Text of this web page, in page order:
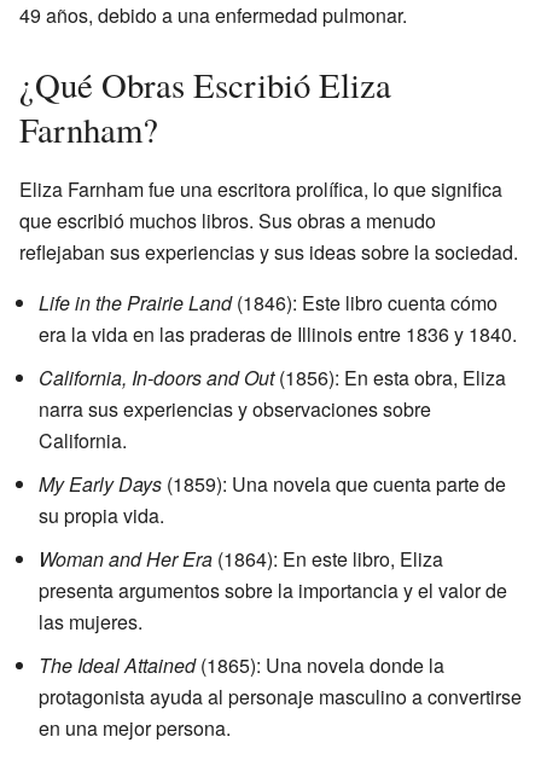
49 años, debido a una enfermedad pulmonar.
¿Qué Obras Escribió Eliza
Farnham?
Eliza Farnham fue una escritora prolífica, lo que significa
que escribió muchos libros. Sus obras a menudo
reflejaban sus experiencias y sus ideas sobre la sociedad.
Life in the Prairie Land(1846): Este libro cuenta cómo
era la vida en las praderas de Illinois entre 1836 y 1840.
California, In-doors and Out(1856): En esta obra, Eliza
narra sus experiencias y observaciones sobre
California.
My Early Days (1859): Una novela que cuenta parte de
su propia vida.
Woman and Her Era (1864): En este libro, Eliza
presenta argumentos sobre la importancia y el valor de
las mujeres.
The Ideal Attained(1865): Una novela donde la
protagonista ayuda al personaje masculino a convertirse
en una mejor persona.